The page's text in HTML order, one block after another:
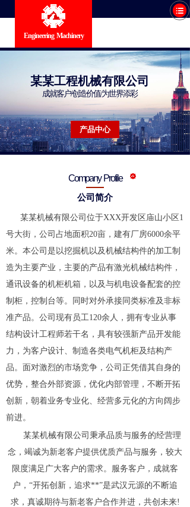
Engineering Machinery
某某工程机械有限公司
成就客户/创造价值/为世界添彩
产品中心
Company Profile
公司简介
某某机械有限公司位于XXX开发区庙山小区1
号大街，公司占地面积20亩，建有厂房6000余平
米。本公司是以挖掘机以及机械结构件的加工制
造为主要产业，主要的产品有激光机械结构件，
通讯设备的机柜机箱，以及与机电设备配套的控
制柜，控制台等。同时对外承接同类标准及非标
准产品。公司现有员工120余人，拥有专业从事
结构设计工程师若干名，具有较强新产品开发能
力，为客户设计、制造各类电气机柜及结构产
品。面对激烈的市场竞争，公司正凭借其自身的
优势，整合外部资源，优化内部管理，不断开拓
创新，朝着业务专业化、经营多元化的方向阔步
前进。
某某机械有限公司秉承品质与服务的经营理
念，竭诚为新老客户提供优质产品与服务，较大
限度满足广大客户的需求。服务客户，成就客
户，“开拓创新，追求**”是武汉元源的不断追
求，真诚期待与新老客户合作并进，共创未来!